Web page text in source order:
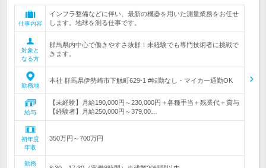
仕事内容
インフラ整備などに伴い、最新の機器を用いた測量業務をお任せ
します。地球を測る仕事です。
対象と
なる方
群馬県内中心で働きやすさ抜群！未経験でも専門技術者に挑戦で
きます。
勤務地
本社 群馬県伊勢崎市下触町629-1 #転勤なし・マイカー通勤OK
給与
【未経験】月給190,000円～230,000円＋各種手当＋残業代＋賞与
【経験者】月給250,000円～379,00…
初年度
年収
350万円～700万円
勤務